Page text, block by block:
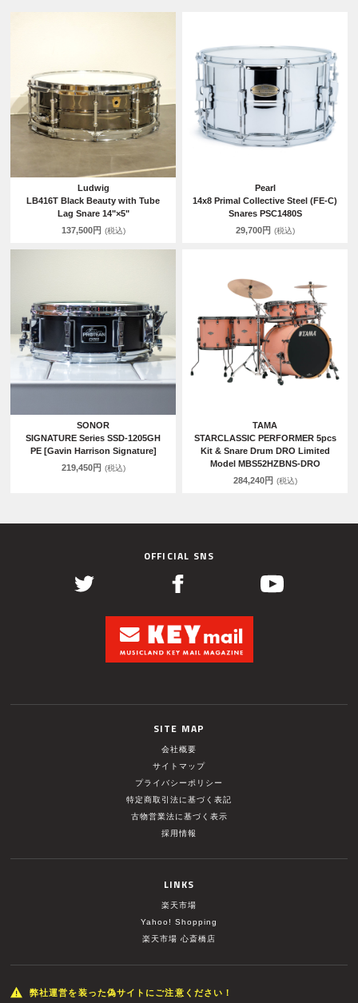
Ludwig
LB416T Black Beauty with Tube
Lag Snare 14"×5"
137,500円 (税込)
Pearl
14x8 Primal Collective Steel (FE-C)
Snares PSC1480S
29,700円 (税込)
SONOR
SIGNATURE Series SSD-1205GH
PE [Gavin Harrison Signature]
219,450円 (税込)
TAMA
STARCLASSIC PERFORMER 5pcs
Kit & Snare Drum DRO Limited
Model MBS52HZBNS-DRO
284,240円 (税込)
OFFICIAL SNS
SITE MAP
会社概要
サイトマップ
プライバシーポリシー
特定商取引法に基づく表記
古物営業法に基づく表示
採用情報
LINKS
楽天市場
Yahoo! Shopping
楽天市場 心斎橋店
弊社運営を装った偽サイトにご注意ください！